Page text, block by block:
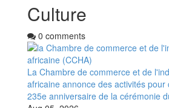
Culture
0 comments
La Chambre de commerce et de
africaine annonce des activités
235e anniversaire de la cérémonie